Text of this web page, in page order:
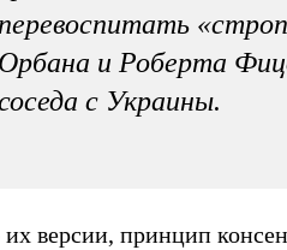
перевоспитать
Орбана и Роберта
с Украины.
версии, принцип